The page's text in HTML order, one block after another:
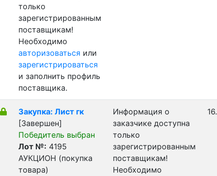
только
зарегистрированным
поставщикам!
Необходимо
авторизоваться или
зарегистрироваться
и заполнить профиль
поставщика.
Закупка: Лист гк
[Завершен]
Победитель выбран
Лот №: 4195
АУКЦИОН (покупка
товара)
Информация о
заказчике доступна
только
зарегистрированным
поставщикам!
Необходимо